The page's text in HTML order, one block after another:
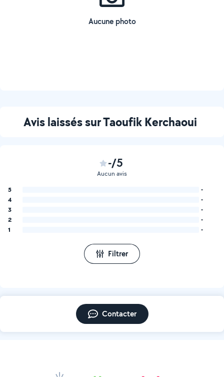
Aucune photo
Avis laissés sur Taoufik Kerchaoui
-/5
Aucun avis
5
-
4
-
3
-
2
-
1
-
Filtrer
Contacter